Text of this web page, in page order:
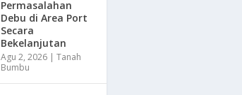
Permasalahan
Debu di Area Port
Secara
Bekelanjutan
Agu 2, 2026| Tanah
Bumbu